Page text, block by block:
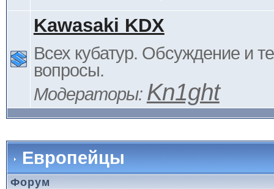
Kawasaki KDX
Всех кубатур. Обсуждение и
вопросы.
Модераторы: Kn1ght
Европейцы
Форум